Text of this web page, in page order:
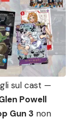
sul cast —
Powell
Gun 3 non